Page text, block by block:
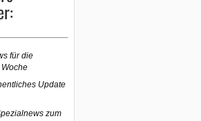
für die
Update
zum